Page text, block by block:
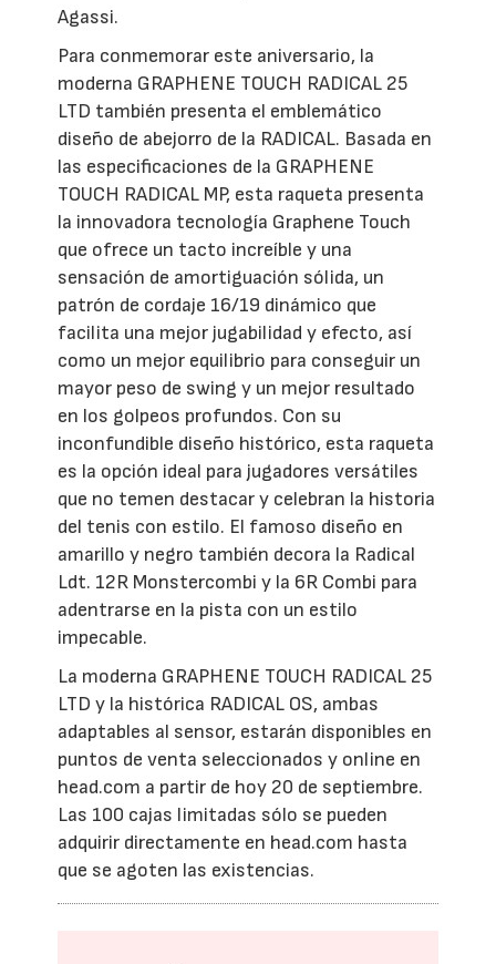
Agassi.
Para conmemorar este aniversario, la
moderna GRAPHENE TOUCH RADICAL 25
LTD también presenta el emblemático
diseño de abejorro de la RADICAL. Basada en
las especificaciones de la GRAPHENE
TOUCH RADICAL MP, esta raqueta presenta
la innovadora tecnología Graphene Touch
que ofrece un tacto increíble y una
sensación de amortiguación sólida, un
patrón de cordaje 16/19 dinámico que
facilita una mejor jugabilidad y efecto, así
como un mejor equilibrio para conseguir un
mayor peso de swing y un mejor resultado
en los golpeos profundos. Con su
inconfundible diseño histórico, esta raqueta
es la opción ideal para jugadores versátiles
que no temen destacar y celebran la historia
del tenis con estilo. El famoso diseño en
amarillo y negro también decora la Radical
Ldt. 12R Monstercombi y la 6R Combi para
adentrarse en la pista con un estilo
impecable.
La moderna GRAPHENE TOUCH RADICAL 25
LTD y la histórica RADICAL OS, ambas
adaptables al sensor, estarán disponibles en
puntos de venta seleccionados y online en
head.com a partir de hoy 20 de septiembre.
Las 100 cajas limitadas sólo se pueden
adquirir directamente en head.com hasta
que se agoten las existencias.